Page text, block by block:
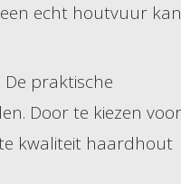
echt houtvuur kan
praktische
Door te kiezen voor
kwaliteit haardhout